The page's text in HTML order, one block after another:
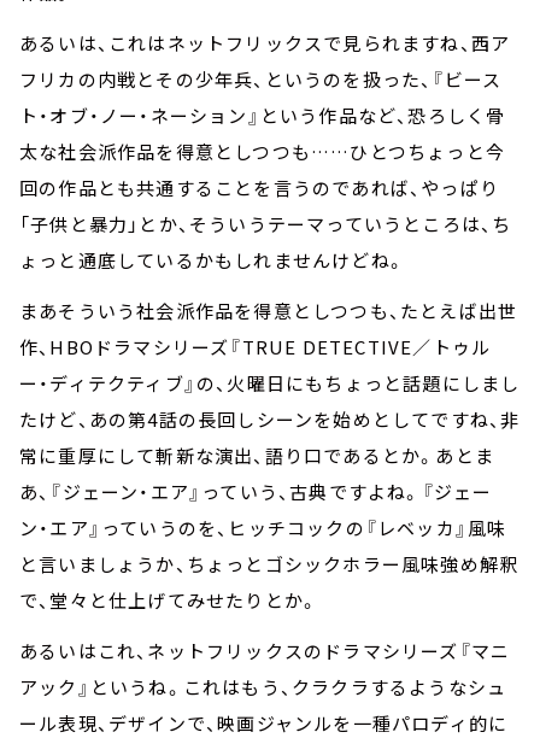
あるいは、これはネットフリックスで見られますね、西ア
フリカの内戦とその少年兵、というのを扱った、『ビース
ト・オブ・ノー・ネーション』という作品など、恐ろしく骨
太な社会派作品を得意としつつも……ひとつちょっと今
回の作品とも共通することを言うのであれば、やっぱり
「子供と暴力」とか、そういうテーマっていうところは、ち
ょっと通底しているかもしれませんけどね。
まあそういう社会派作品を得意としつつも、たとえば出世
作、HBOドラマシリーズ『TRUE DETECTIVE／トゥル
ー・ディテクティブ』の、火曜日にもちょっと話題にしまし
たけど、あの第4話の長回しシーンを始めとしてですね、非
常に重厚にして斬新な演出、語り口であるとか。あとま
あ、『ジェーン・エア』っていう、古典ですよね。『ジェー
ン・エア』っていうのを、ヒッチコックの『レベッカ』風味
と言いましょうか、ちょっとゴシックホラー風味強め解釈
で、堂々と仕上げてみせたりとか。
あるいはこれ、ネットフリックスのドラマシリーズ『マニ
アック』というね。これはもう、クラクラするようなシュ
ール表現、デザインで、映画ジャンルを一種パロディ的に